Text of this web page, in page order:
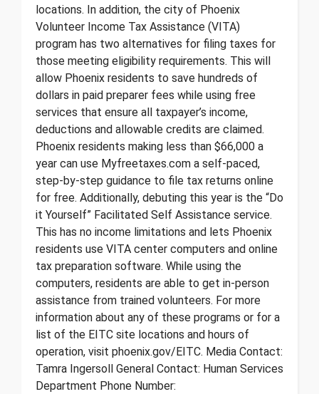
locations. In addition, the city of Phoenix
Volunteer Income Tax Assistance (VITA)
program has two alternatives for filing taxes for
those meeting eligibility requirements. This will
allow Phoenix residents to save hundreds of
dollars in paid preparer fees while using free
services that ensure all taxpayer’s income,
deductions and allowable credits are claimed.
Phoenix residents making less than $66,000 a
year can use Myfreetaxes.com a self-paced,
step-by-step guidance to file tax returns online
for free. Additionally, debuting this year is the “Do
it Yourself” Facilitated Self Assistance service.
This has no income limitations and lets Phoenix
residents use VITA center computers and online
tax preparation software. While using the
computers, residents are able to get in-person
assistance from trained volunteers. For more
information about any of these programs or for a
list of the EITC site locations and hours of
operation, visit phoenix.gov/EITC. Media Contact:
Tamra Ingersoll General Contact: Human Services
Department Phone Number: